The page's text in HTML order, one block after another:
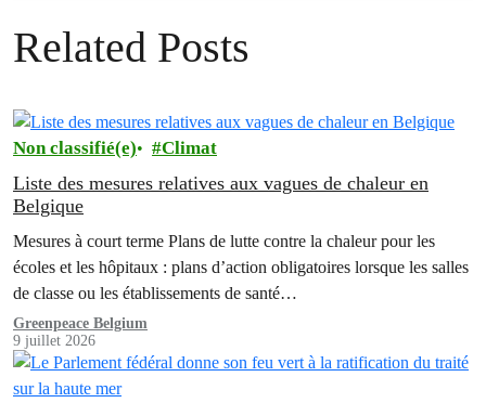
Related Posts
Non classifié(e) Climat
Liste des mesures relatives aux vagues de chaleur en
Belgique
Mesures à court terme Plans de lutte contre la chaleur pour les
écoles et les hôpitaux : plans d’action obligatoires lorsque les salles
de classe ou les établissements de santé…
Greenpeace Belgium
9 juillet 2026